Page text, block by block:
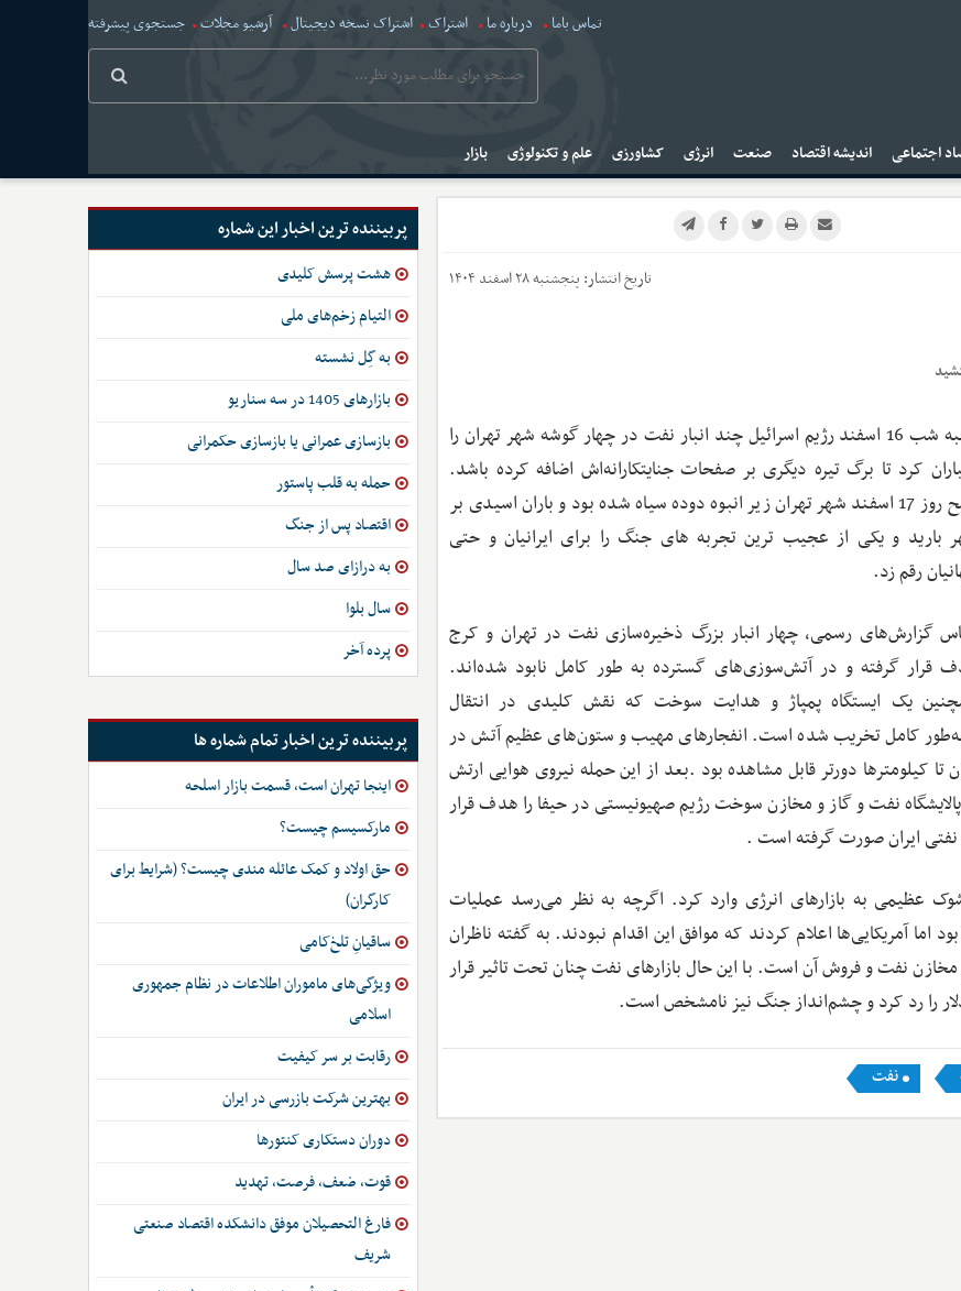
تماس باما درباره ما اشتراک اشتراک نسخه دیجیتال آرشیو مجلات جستجوی پیشرفته
اجتماعی اندیشه اقتصاد صنعت انرژی کشاورزی علم و تکنولوژی بازار
تاریخ انتشار: پنجشنبه ۲۸ اسفند ۱۴۰۴
شنبه شب 16 اسفند رژیم اسرائیل چند انبار نفت در چهار گوشه شهر تهران را
کرد تا برگ تیره دیگری بر صفحات جنایتکارانه‌اش اضافه کرده باشد.
صبح روز 17 اسفند شهر تهران زیر انبوه دوده‌ سیاه شده بود و باران اسیدی بر
بارید و یکی از عجیب ترین تجربه های جنگ را برای ایرانیان و حتی
رقم زد.
گزارش‌های رسمی، چهار انبار بزرگ ذخیره‌سازی نفت در تهران و کرج
قرار گرفته و در آتش‌سوزی‌های گسترده به طور کامل نابود شده‌اند.
یک ایستگاه پمپاژ و هدایت سوخت که نقش کلیدی در انتقال
به‌طور کامل تخریب شده است. انفجارهای مهیب و ستون‌های عظیم آتش در
کیلومترها دورتر قابل مشاهده بود .بعد از این حمله نیروی هوایی ارتش
نفت و گاز و مخازن سوخت رژیم صهیونیستی در حیفا را هدف قرار
ایران صورت گرفته است .
عظیمی به بازارهای انرژی وارد کرد. اگرچه به نظر می‌رسد عملیات
اما آمریکایی‌ها اعلام کردند که موافق این اقدام نبودند. به گفته ناظران
نفت و فروش آن است. با این حال بازارهای نفت چنان تحت تاثیر قرار
نفت
پربیننده ترین اخبار این شماره
هشت پرسش کلیدی
التیام زخم‌های ملی
به گِل نشسته
بازارهای 1405 در سه سناریو
بازسازی عمرانی یا بازسازی حکمرانی
حمله به قلب پاستور
اقتصاد پس از جنگ
به درازای صد سال
سال بلوا
پرده آخر
پربیننده ترین اخبار تمام شماره ها
اینجا تهران است، قسمت بازار اسلحه
مارکسیسم چیست؟
حق اولاد و کمک عائله مندی چیست؟ (شرایط برای
کارگران)
ساقیانِ تلخ‌کامی
ویژگی‌های ماموران اطلاعات در نظام جمهوری
اسلامی
رقابت بر سر کیفیت
بهترین شرکت بازرسی در ایران
دوران دستکاری کنتورها
قوت، ضعف، فرصت، تهدید
فارغ التحصیلان موفق دانشکده اقتصاد صنعتی
شریف